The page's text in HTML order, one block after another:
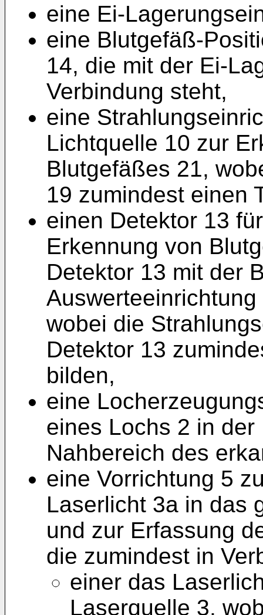
eine Ei-
eine Blutgefäß-
14, die mit der Ei-
Verbindung steht,
eine
Lichtquelle 10 zur
Blutgefäßes 21,
19 zumindest einen
einen Detektor 13
Erkennung von
Detektor 13 mit der
wobei die
Detektor 13
bilden,
eine
eines Lochs 2 in
Nahbereich des
eine Vorrichtung 5
Laserlicht 3a in das
und zur Erfassung
die zumindest in
einer das
Laserquelle 3,